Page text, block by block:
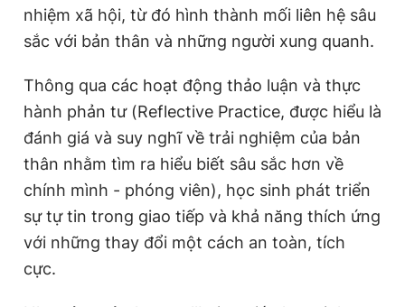
nhiệm xã hội, từ đó hình thành mối liên hệ sâu
sắc với bản thân và những người xung quanh.
Thông qua các hoạt động thảo luận và thực
hành phản tư (Reflective Practice, được hiểu là
đánh giá và suy nghĩ về trải nghiệm của bản
thân nhằm tìm ra hiểu biết sâu sắc hơn về
chính mình - phóng viên), học sinh phát triển
sự tự tin trong giao tiếp và khả năng thích ứng
với những thay đổi một cách an toàn, tích
cực.